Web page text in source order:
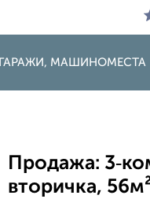
ГАРАЖИ, МАШИНОМЕСТА
Продажа:
вторичка,